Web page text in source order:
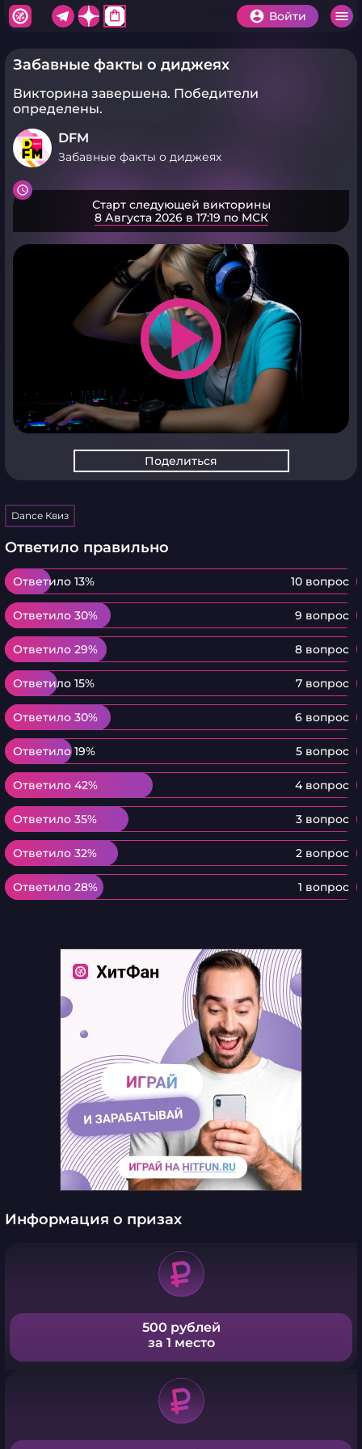
shopping_bag Войти
Забавные факты о диджеях
Викторина завершена. Победители
определены.
DFM
Забавные факты о диджеях
Старт следующей викторины
8 Августа 2026 в 17:19 по МСК
play_arrow
Поделиться
Dance Квиз
Ответило правильно
Ответило 13% 10 вопрос
Ответило 13%
Ответило 30% 9 вопрос
Ответило 30%
Ответило 29% 8 вопрос
Ответило 29%
Ответило 15% 7 вопрос
Ответило 15%
Ответило 30% 6 вопрос
Ответило 30%
Ответило 19% 5 вопрос
Ответило 19%
Ответило 42% 4 вопрос
Ответило 42%
Ответило 35% 3 вопрос
Ответило 35%
Ответило 32% 2 вопрос
Ответило 32%
Ответило 28% 1 вопрос
Ответило 28%
Информация о призах
500 рублей
за 1 место